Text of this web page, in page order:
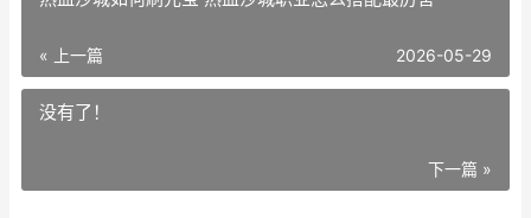
« 上一篇 2026-05-29
没有了！
下一篇 »